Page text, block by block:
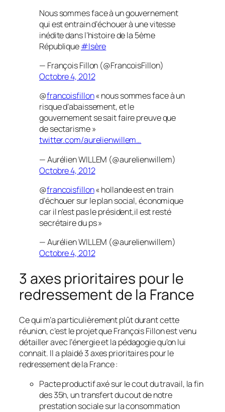
Nous sommes face à un gouvernement
qui est entrain d’échouer à une vitesse
inédite dans l’histoire de la 5ème
République#Isère
— François Fillon (@FrancoisFillon)
Octobre 4, 2012
@francoisfillon« nous sommes face à un
risque d’abaissement, et le
gouvernement se sait faire preuve que
de sectarisme »
twitter.com/aurelienwillem…
— Aurélien WILLEM (@aurelienwillem)
Octobre 4, 2012
@francoisfillon« hollande est en train
d’échouer sur le plan social, économique
car il n’est pas le président,il est resté
secrétaire du ps »
— Aurélien WILLEM (@aurelienwillem)
Octobre 4, 2012
3 axes prioritaires pour le
redressement de la France
Ce qui m’a particulièrement plût durant cette
réunion, c’est le projet que François Fillon est venu
détailler avec l’énergie et la pédagogie qu’on lui
connait. Il a plaidé 3 axes prioritaires pour le
redressement de la France :
Pacte productif axé sur le cout du travail, la fin
des 35h, un transfert du cout de notre
prestation sociale sur la consommation